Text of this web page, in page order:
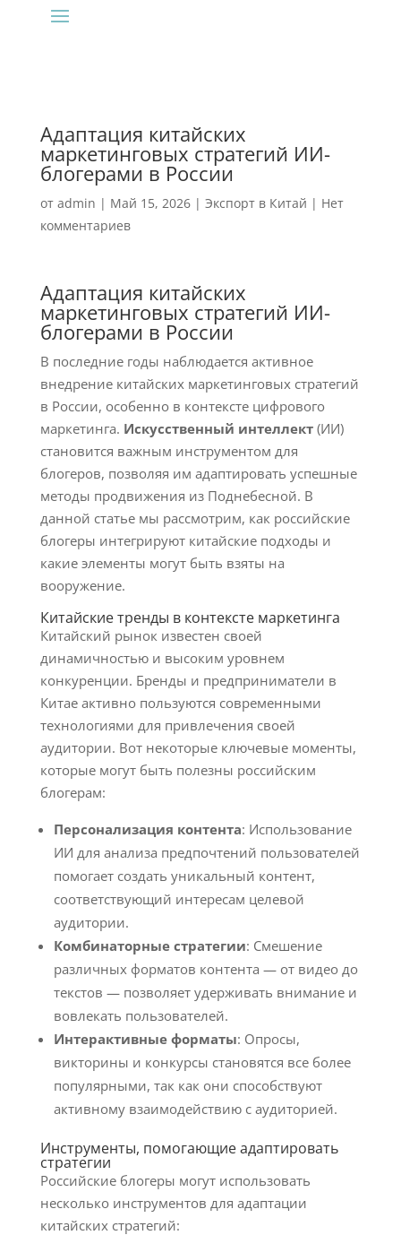
Адаптация китайских
маркетинговых стратегий ИИ-
блогерами в России
от admin | Май 15, 2026| Экспорт в Китай | Нет
комментариев
Адаптация китайских
маркетинговых стратегий ИИ-
блогерами в России
В последние годы наблюдается активное
внедрение китайских маркетинговых стратегий
в России, особенно в контексте цифрового
маркетинга. Искусственный интеллект(ИИ)
становится важным инструментом для
блогеров, позволяя им адаптировать успешные
методы продвижения из Поднебесной. В
данной статье мы рассмотрим, как российские
блогеры интегрируют китайские подходы и
какие элементы могут быть взяты на
вооружение.
Китайские тренды в контексте маркетинга
Китайский рынок известен своей
динамичностью и высоким уровнем
конкуренции. Бренды и предприниматели в
Китае активно пользуются современными
технологиями для привлечения своей
аудитории. Вот некоторые ключевые моменты,
которые могут быть полезны российским
блогерам:
Персонализация контента: Использование
ИИ для анализа предпочтений пользователей
помогает создать уникальный контент,
соответствующий интересам целевой
аудитории.
Комбинаторные стратегии: Смешение
различных форматов контента — от видео до
текстов — позволяет удерживать внимание и
вовлекать пользователей.
Интерактивные форматы: Опросы,
викторины и конкурсы становятся все более
популярными, так как они способствуют
активному взаимодействию с аудиторией.
Инструменты, помогающие адаптировать
стратегии
Российские блогеры могут использовать
несколько инструментов для адаптации
китайских стратегий: